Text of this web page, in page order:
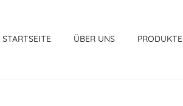
STARTSEITE ÜBER UNS PRODUKTE